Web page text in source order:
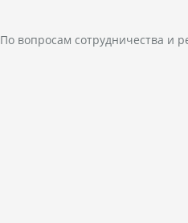
По вопросам сотрудничества и